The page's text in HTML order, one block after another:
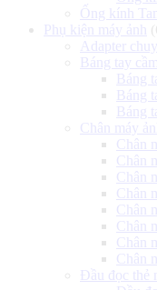
Ống kính
Phụ kiện máy ảnh
Adapter
Báng tay cầm
Báng
Báng
Báng
Chân máy ảnh
Chân
Chân
Chân
Chân
Chân
Chân
Chân
Chân
Đầu đọc thẻ